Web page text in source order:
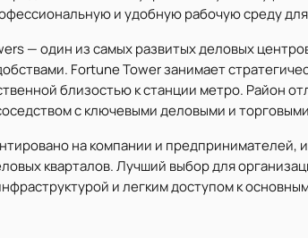
и удобную рабочую среду
— один из самых развитых деловых
Fortune Tower занимает
близостью к станции метро. Район
с ключевыми деловыми и
на компании и предпринимателей,
кварталов. Лучший выбор для
и легким доступом к